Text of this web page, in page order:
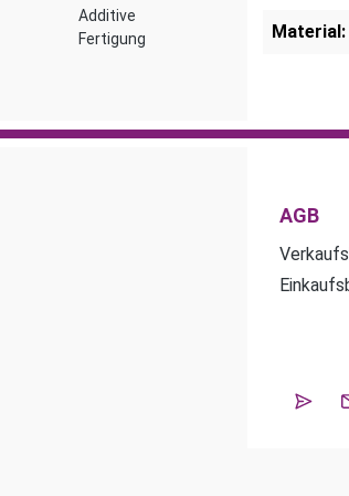
Additive
Fertigung
Material:
AGB